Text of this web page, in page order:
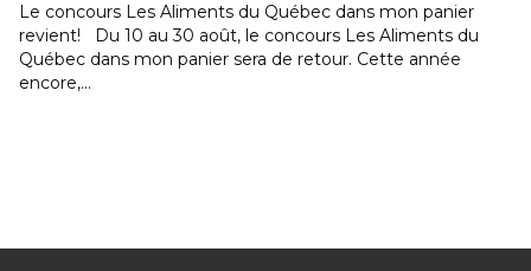
Le concours Les Aliments du Québec dans mon panier
revient! Du 10 au 30 août, le concours Les Aliments du
Québec dans mon panier sera de retour. Cette année
encore,...